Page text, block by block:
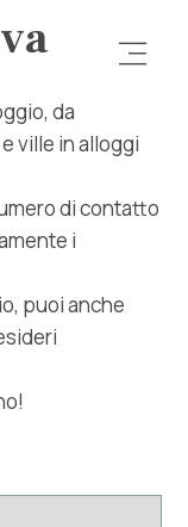
da
ville in alloggi
di contatto
i
puoi anche